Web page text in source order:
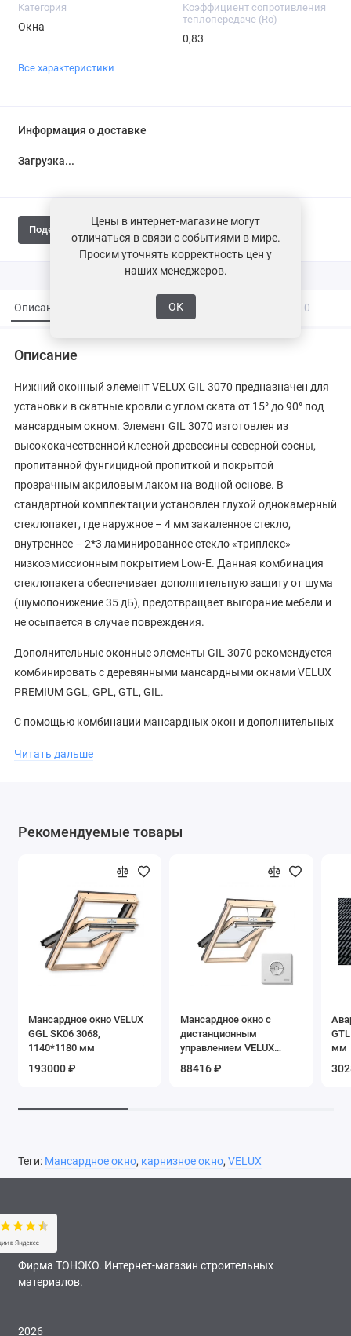
Категория
Окна
Коэффициент сопротивления
теплопередаче (Ro)
0,83
Все характеристики
Информация о доставке
Загрузка...
Поделиться
Описание Характеристики 0
Описание
Нижний оконный элемент VELUX GIL 3070 предназначен для
установки в скатные кровли с углом ската от 15° до 90° под
мансардным окном. Элемент GIL 3070 изготовлен из
высококачественной клееной древесины северной сосны,
пропитанной фунгицидной пропиткой и покрытой
прозрачным акриловым лаком на водной основе. В
стандартной комплектации установлен глухой однокамерный
стеклопакет, где наружное – 4 мм закаленное стекло,
внутреннее – 2*3 ламинированное стекло «триплекс»
низкоэмиссионным покрытием Low-E. Данная комбинация
стеклопакета обеспечивает дополнительную защиту от шума
(шумопонижение 35 дБ), предотвращает выгорание мебели и
не осыпается в случае повреждения.
Дополнительные оконные элементы GIL 3070 рекомендуется
комбинировать с деревянными мансардными окнами VELUX
PREMIUM GGL, GPL, GTL, GIL.
С помощью комбинации мансардных окон и дополнительных
прекрасный панорамный вид и нужный уровень
Дополнительный нижний оконный элемент VELUX PREMIUM
срок поставки составляет 4 недели.
Читать дальше
Рекомендуемые товары
Мансардное окно VELUX
GGL SK06 3068,
1140*1180 мм
193000 ₽
Мансардное окно с
дистанционным
управлением VELUX
PREMIUM Integra GGL
SK06 307021, 1140*1180
88416 ₽
мм
Теги: Мансардное окно, карнизное окно, VELUX
Фирма ТОНЭКО. Интернет-магазин строительных
материалов.
2026
Цены в интернет-магазине могут
отличаться в связи с событиями в мире.
Просим уточнять корректность цен у
наших менеджеров.
ОК